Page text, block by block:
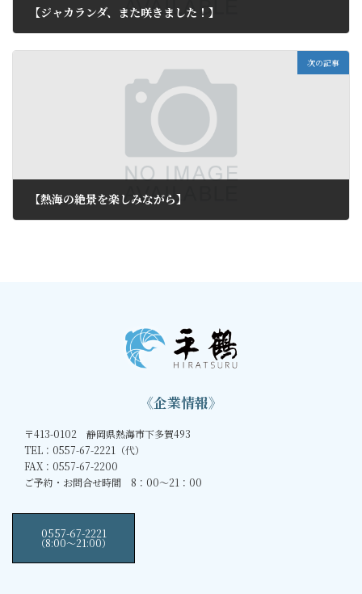
【ジャカランダ、また咲きました！】
次の記事
【熱海の絶景を楽しみながら】
《企業情報》
〒413-0102 静岡県熱海市下多賀493
TEL：0557-67-2221（代）
FAX：0557-67-2200
ご予約・お問合せ時間 8：00～21：00
0557-67-2221
（8:00〜21:00）